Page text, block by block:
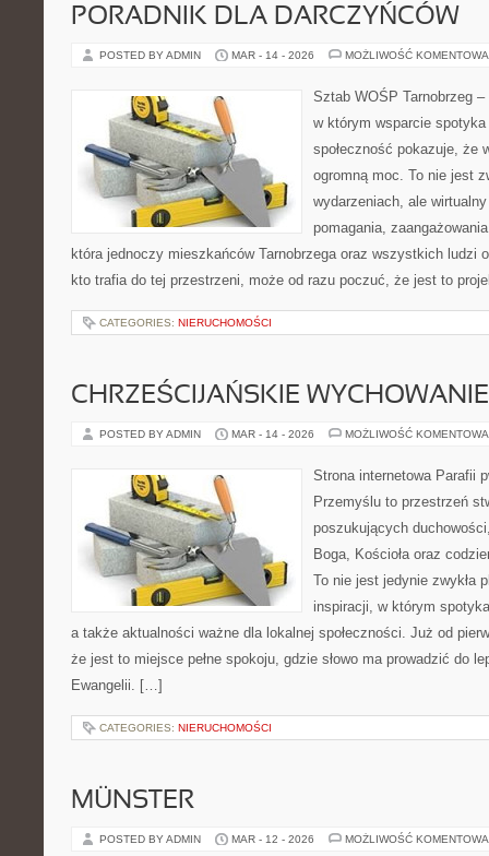
PORADNIK DLA DARCZYŃCÓW
POSTED BY ADMIN MAR - 14 - 2026 MOŻLIWOŚĆ
Sztab WOŚP Tarnobrzeg
w którym wsparcie
społeczność pokazuje, że
ogromną moc. To nie jest
wydarzeniach, ale
pomagania,
która jednoczy mieszkańców Tarnobrzega oraz wszystkich ludzi
kto trafia do tej przestrzeni, może od razu poczuć, że jest to
CATEGORIES: NIERUCHOMOŚCI
CHRZEŚCIJAŃSKIE
POSTED BY ADMIN MAR - 14 - 2026 MOŻLIWOŚĆ
Strona internetowa Parafii
Przemyślu to przestrzeń
poszukujących
Boga, Kościoła oraz
To nie jest jedynie zwykła
inspiracji, w którym
a także aktualności ważne dla lokalnej społeczności. Już od
że jest to miejsce pełne spokoju, gdzie słowo ma prowadzić do
Ewangelii. […]
CATEGORIES: NIERUCHOMOŚCI
MÜNSTER
POSTED BY ADMIN MAR - 12 - 2026 MOŻLIWOŚĆ